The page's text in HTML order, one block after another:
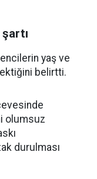
yaş ve
belirtti.
olumsuz
durulması